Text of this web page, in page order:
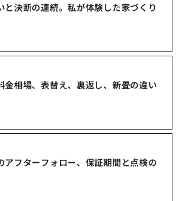
と決断の連続。私が体験した家づくり
金相場、表替え、裏返し、新畳の違い
アフターフォロー、保証期間と点検の